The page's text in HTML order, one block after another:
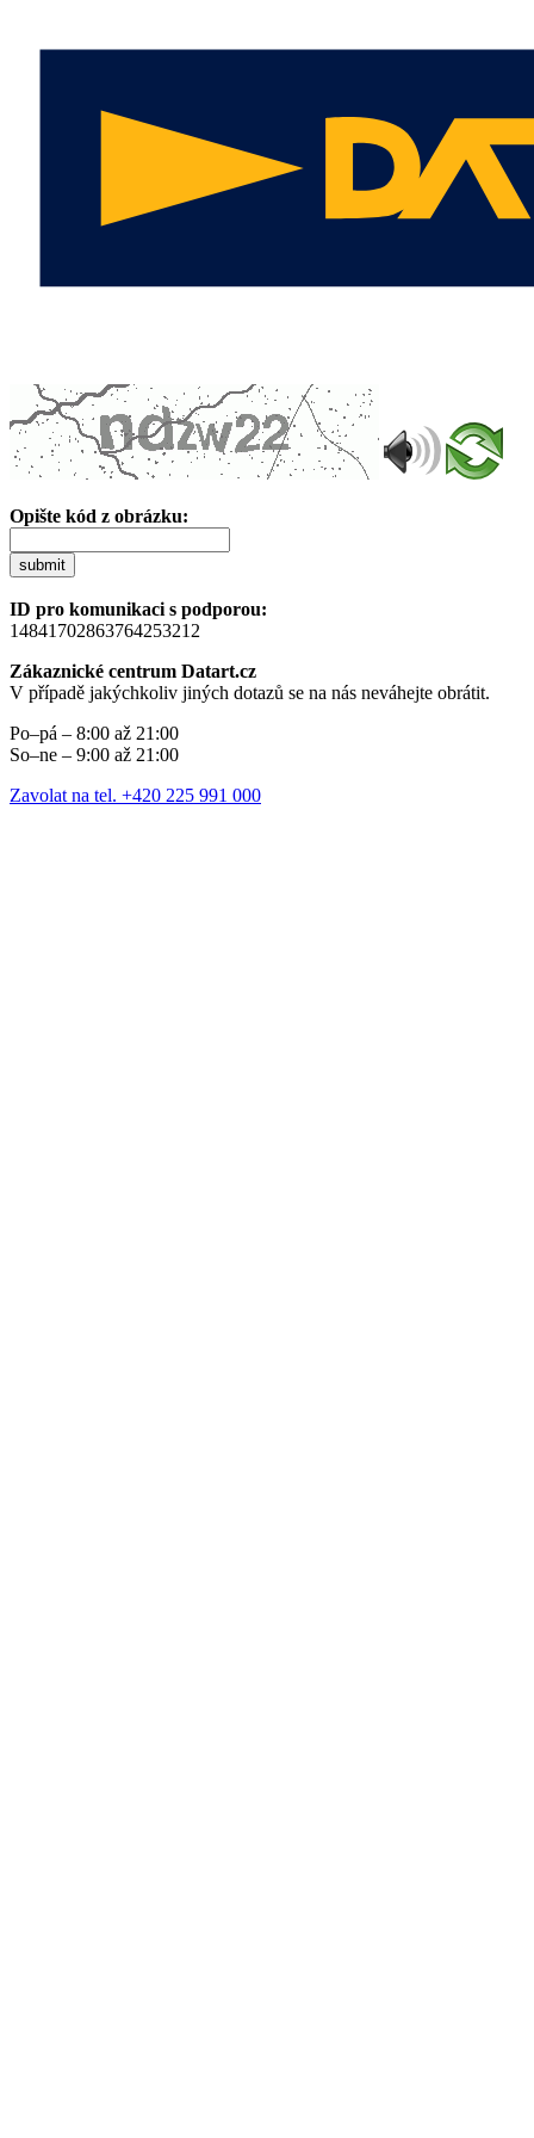
Opište kód z obrázku:
submit
ID pro komunikaci s podporou:
14841702863764253212
Zákaznické centrum Datart.cz
V případě jakýchkoliv jiných dotazů se na nás neváhejte obrátit.
Po–pá – 8:00 až 21:00
So–ne – 9:00 až 21:00
Zavolat na tel. +420 225 991 000